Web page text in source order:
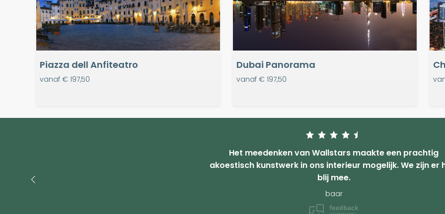
Piazza dell Anfiteatro
vanaf € 197,50
Dubai Panorama
vanaf € 197,50
Het meedenken van Wallstars maakte een prachtig
akoestisch kunstwerk in ons interieur mogelijk. We zijn er
blij mee.
baar